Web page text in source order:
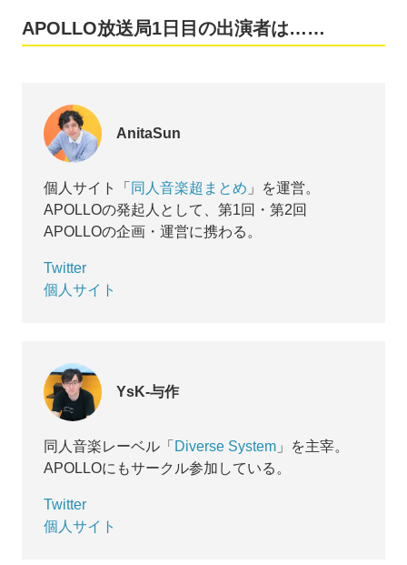
APOLLO放送局1日目の出演者は……
AnitaSun
個人サイト「 同人音楽超まとめ 」を運営。
APOLLOの発起人として、第1回・第2回
APOLLOの企画・運営に携わる。
Twitter
個人サイト
YsK-与作
同人音楽レーベル「 Diverse System 」を主宰。
APOLLOにもサークル参加している。
Twitter
個人サイト